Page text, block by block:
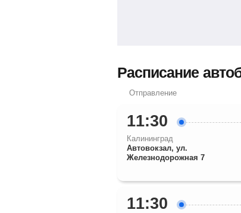
Расписание
Отправление
11:30
Калининград
Автовокзал, ул.
Железнодорожная 7
11:30